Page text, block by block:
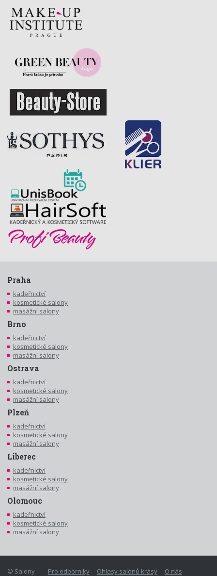
Praha
kadeřnictví
kosmetické salony
masážní salony
Brno
kadeřnictví
kosmetické salony
masážní salony
Ostrava
kadeřnictví
kosmetické salony
masážní salony
Plzeň
kadeřnictví
kosmetické salony
masážní salony
Liberec
kadeřnictví
kosmetické salony
masážní salony
Olomouc
kadeřnictví
kosmetické salony
masážní salony
Pro odborníky Ohlasy salónů krásy O nás
© Salony